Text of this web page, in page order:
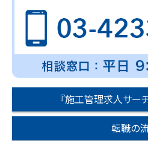
『施工管理求人サー
転職の